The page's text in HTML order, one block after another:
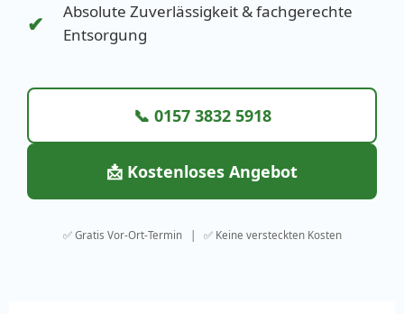
✔
Absolute Zuverlässigkeit & fachgerechte
Entsorgung
📞 0157 3832 5918
📩 Kostenloses Angebot
✅ Gratis Vor-Ort-Termin | ✅ Keine versteckten Kosten